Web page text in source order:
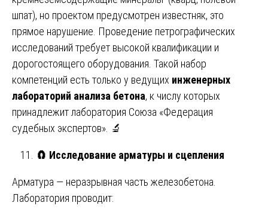
шпат), но проектом предусмотрен известняк, это
прямое нарушение. Проведение петрографических
исследований требует высокой квалификации и
дорогостоящего оборудования. Такой набор
компетенций есть только у ведущих инженерных
лабораторий анализа бетона, к числу которых
принадлежит лаборатория Союза «Федерация
судебных экспертов». 🔬
🧲 Исследование арматуры и сцепления
Арматура — неразрывная часть железобетона.
Лаборатория проводит: